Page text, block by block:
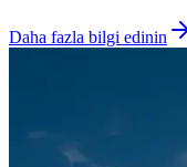
Daha fazla bilgi edinin